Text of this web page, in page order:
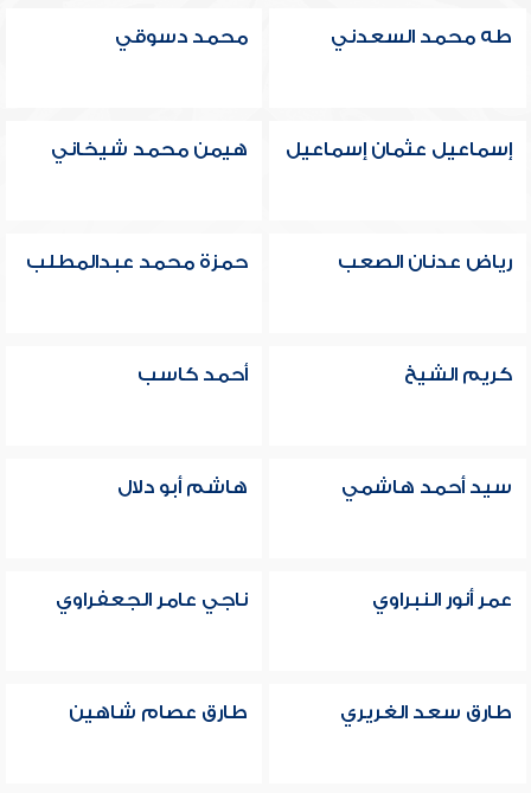
طه محمد السعدني محمد دسوقي
إسماعيل عثمان إسماعيل هيمن محمد شيخاني
رياض عدنان الصعب حمزة محمد عبدالمطلب
كريم الشيخ أحمد كاسب
سيد أحمد هاشمي هاشم أبو دلال
عمر أنور النبراوي ناجي عامر الجعفراوي
طارق سعد الغريري طارق عصام شاهين